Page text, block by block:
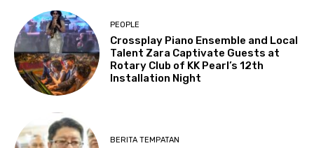
PEOPLE
Crossplay Piano Ensemble and Local
Talent Zara Captivate Guests at
Rotary Club of KK Pearl’s 12th
Installation Night
BERITA TEMPATAN